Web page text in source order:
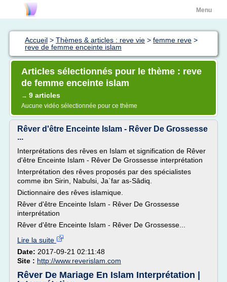
Menu
Accueil > Thèmes & articles : reve vie > femme reve >
reve de femme enceinte islam
Articles sélectionnés pour le thème : reve
de femme enceinte islam
→ 9 articles
Aucune vidéo sélectionnée pour ce thème
Rêver d'être Enceinte Islam - Rêver De Grossesse
...
Interprétations des rêves en Islam et signification de Rêver
d'être Enceinte Islam - Rêver De Grossesse interprétation
Interprétation des rêves proposés par des spécialistes
comme ibn Sirin, Nabulsi, Ja`far as-Sâdiq.
Dictionnaire des rêves islamique.
Rêver d'être Enceinte Islam - Rêver De Grossesse
interprétation
Rêver d'être Enceinte Islam - Rêver De Grossesse...
Lire la suite
Date: 2017-09-21 02:11:48
Site : http://www.reverislam.com
Rêver De Mariage En Islam Interprétation |